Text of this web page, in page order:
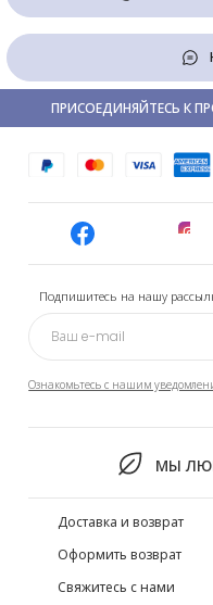
Подпишитесь на нашу
Ознакомьтесь с нашим
МЫ
ПРИСОЕДИНЯЙТЕСЬ К
Доставка и возврат
Оформить возврат
Свяжитесь с нами